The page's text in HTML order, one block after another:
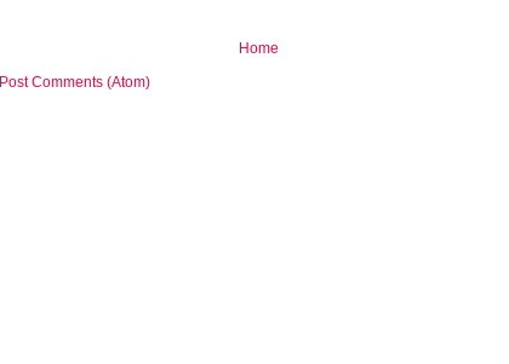
Home
Post Comments (Atom)